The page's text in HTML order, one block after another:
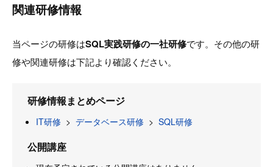
関連研修情報
当ページの研修はSQL実践研修の一社研修です。その他の研
修や関連研修は下記より確認ください。
研修情報まとめページ
IT研修 > データベース研修 > SQL研修
公開講座